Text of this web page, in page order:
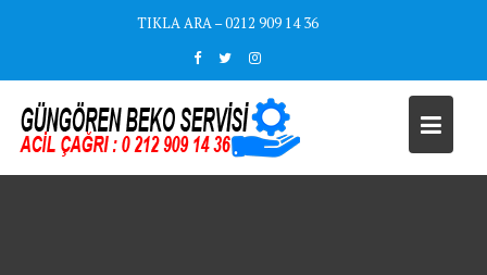
TIKLA ARA – 0212 909 14 36